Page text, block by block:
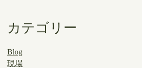
カテゴリー
Blog
現場